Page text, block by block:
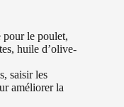
pour le poulet,
huile d’olive-
saisir les
améliorer la